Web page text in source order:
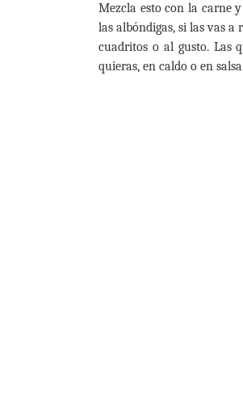
Mezcla esto con la carne
las albóndigas, si las vas a
cuadritos o al gusto. Las
quieras, en caldo o en